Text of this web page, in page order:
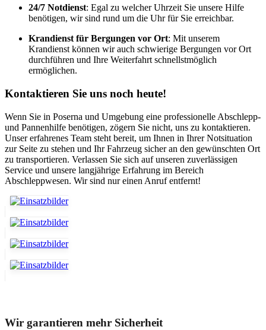
24/7 Notdienst: Egal zu welcher Uhrzeit Sie unsere Hilfe
benötigen, wir sind rund um die Uhr für Sie erreichbar.
Krandienst für Bergungen vor Ort: Mit unserem
Krandienst können wir auch schwierige Bergungen vor Ort
durchführen und Ihre Weiterfahrt schnellstmöglich
ermöglichen.
Kontaktieren Sie uns noch heute!
Wenn Sie in Poserna und Umgebung eine professionelle Abschlepp-
und Pannenhilfe benötigen, zögern Sie nicht, uns zu kontaktieren.
Unser erfahrenes Team steht bereit, um Ihnen in Ihrer Notsituation
zur Seite zu stehen und Ihr Fahrzeug sicher an den gewünschten Ort
zu transportieren. Verlassen Sie sich auf unseren zuverlässigen
Service und unsere langjährige Erfahrung im Bereich
Abschleppwesen. Wir sind nur einen Anruf entfernt!
Wir garantieren mehr Sicherheit